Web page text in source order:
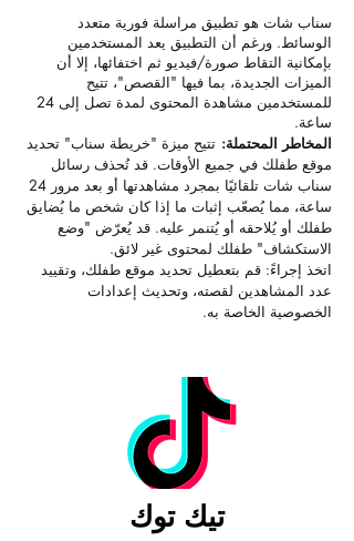
سناب شات هو تطبيق مراسلة فورية متعدد
الوسائط. ورغم أن التطبيق يعد المستخدمين
بإمكانية التقاط صورة/فيديو ثم اختفائها، إلا أن
الميزات الجديدة، بما فيها "القصص"، تتيح
للمستخدمين مشاهدة المحتوى لمدة تصل إلى 24
ساعة.
المخاطر المحتملة: تتيح ميزة "خريطة سناب" تحديد
موقع طفلك في جميع الأوقات. قد تُحذف رسائل
سناب شات تلقائيًا بمجرد مشاهدتها أو بعد مرور 24
ساعة، مما يُصعّب إثبات ما إذا كان شخص ما يُضايق
طفلك أو يُلاحقه أو يُتنمر عليه. قد يُعرّض "وضع
الاستكشاف" طفلك لمحتوى غير لائق.
اتخذ إجراءً: قم بتعطيل تحديد موقع طفلك، وتقييد
عدد المشاهدين لقصته، وتحديث إعدادات
الخصوصية الخاصة به.
تيك توك